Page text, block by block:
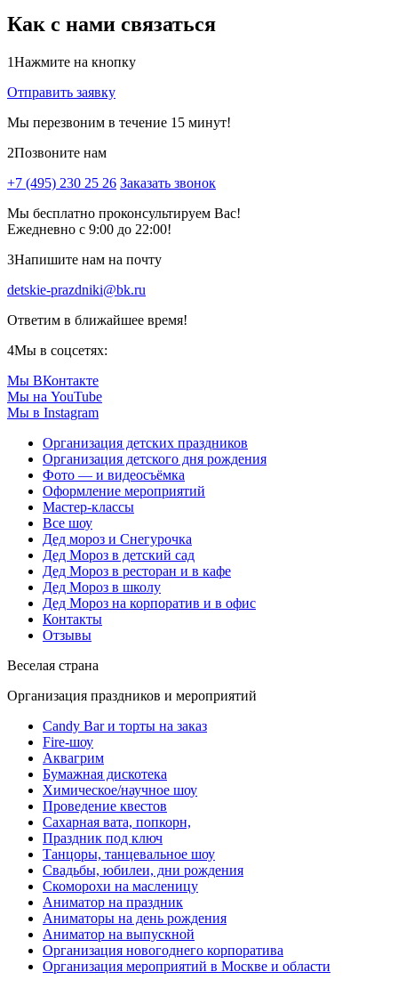
Как с нами связаться
1Нажмите на кнопку
Отправить заявку
Мы перезвоним в течение 15 минут!
2Позвоните нам
+7 (495) 230 25 26 Заказать звонок
Мы бесплатно проконсультируем Вас!
Ежедневно с 9:00 до 22:00!
3Напишите нам на почту
detskie-prazdniki@bk.ru
Ответим в ближайшее время!
4Мы в соцсетях:
Мы ВКонтакте
Мы на YouTube
Мы в Instagram
Организация детских праздников
Организация детского дня рождения
Фото — и видеосъёмка
Оформление мероприятий
Мастер-классы
Все шоу
Дед мороз и Снегурочка
Дед Мороз в детский сад
Дед Мороз в ресторан и в кафе
Дед Мороз в школу
Дед Мороз на корпоратив и в офис
Контакты
Отзывы
Веселая страна
Организация праздников и мероприятий
Candy Bar и торты на заказ
Fire-шоу
Аквагрим
Бумажная дискотека
Химическое/научное шоу
Проведение квестов
Сахарная вата, попкорн,
Праздник под ключ
Танцоры, танцевальное шоу
Свадьбы, юбилеи, дни рождения
Скоморохи на масленицу
Аниматор на праздник
Аниматоры на день рождения
Аниматор на выпускной
Организация новогоднего корпоратива
Организация мероприятий в Москве и области